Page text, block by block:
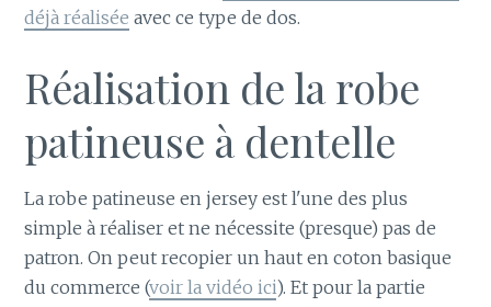
déjà réalisée avec ce type de dos.
Réalisation de la robe
patineuse à dentelle
La robe patineuse en jersey est l'une des plus
simple à réaliser et ne nécessite (presque) pas de
patron. On peut recopier un haut en coton basique
du commerce (voir la vidéo ici). Et pour la partie